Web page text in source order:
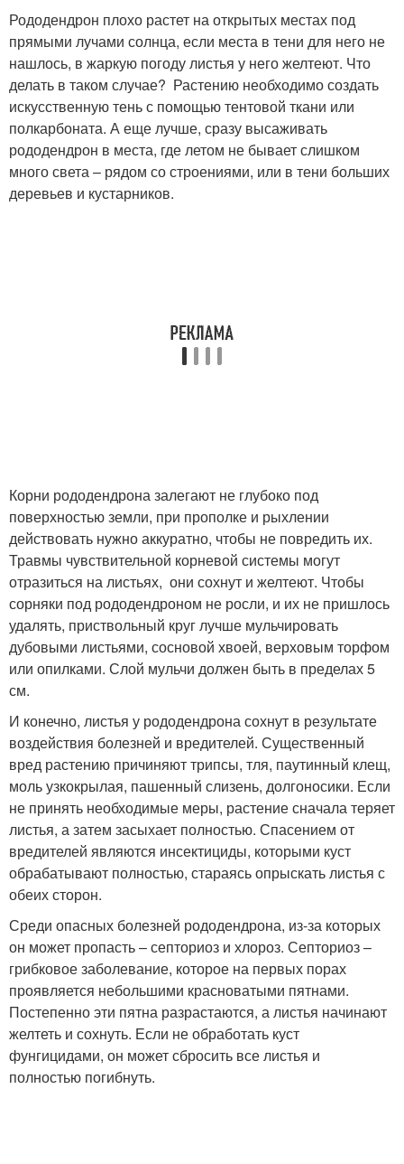
Рододендрон плохо растет на открытых местах под
прямыми лучами солнца, если места в тени для него не
нашлось, в жаркую погоду листья у него желтеют. Что
делать в таком случае? Растению необходимо создать
искусственную тень с помощью тентовой ткани или
полкарбоната. А еще лучше, сразу высаживать
рододендрон в места, где летом не бывает слишком
много света – рядом со строениями, или в тени больших
деревьев и кустарников.
Корни рододендрона залегают не глубоко под
поверхностью земли, при прополке и рыхлении
действовать нужно аккуратно, чтобы не повредить их.
Травмы чувствительной корневой системы могут
отразиться на листьях, они сохнут и желтеют. Чтобы
сорняки под рододендроном не росли, и их не пришлось
удалять, приствольный круг лучше мульчировать
дубовыми листьями, сосновой хвоей, верховым торфом
или опилками. Слой мульчи должен быть в пределах 5
см.
И конечно, листья у рододендрона сохнут в результате
воздействия болезней и вредителей. Существенный
вред растению причиняют трипсы, тля, паутинный клещ,
моль узкокрылая, пашенный слизень, долгоносики. Если
не принять необходимые меры, растение сначала теряет
листья, а затем засыхает полностью. Спасением от
вредителей являются инсектициды, которыми куст
обрабатывают полностью, стараясь опрыскать листья с
обеих сторон.
Среди опасных болезней рододендрона, из-за которых
он может пропасть – септориоз и хлороз. Септориоз –
грибковое заболевание, которое на первых порах
проявляется небольшими красноватыми пятнами.
Постепенно эти пятна разрастаются, а листья начинают
желтеть и сохнуть. Если не обработать куст
фунгицидами, он может сбросить все листья и
полностью погибнуть.